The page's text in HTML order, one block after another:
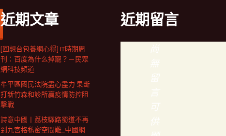
近期文章
[回想台包養網心得] IT時期周
刊：百度為什么掉寵？－民眾
網科技頻道
牟平區國民法院盡心盡力 果斷
打新竹森和診所贏疫情防控阻
擊戰
詩意中國丨荔枝驛路蜀道不再
到九宮格私密空間難_中國網
近期留言
尚
無
留
言
可
供